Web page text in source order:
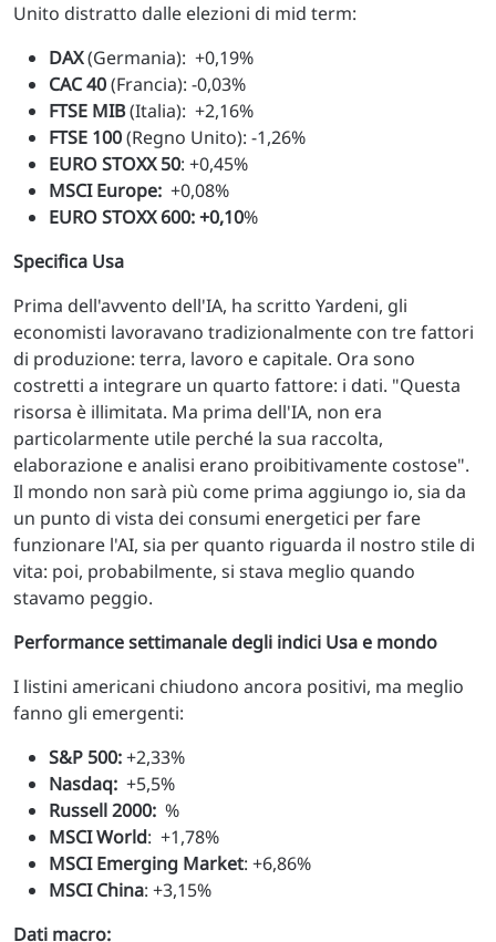
Unito distratto dalle elezioni di mid term:
DAX(Germania): +0,19%
CAC 40(Francia): -0,03%
FTSE MIB(Italia): +2,16%
FTSE 100(Regno Unito): -1,26%
EURO STOXX 50: +0,45%
MSCI Europe: +0,08%
EURO STOXX 600: +0,10%
Specifica Usa
Prima dell'avvento dell'IA, ha scritto Yardeni, gli
economisti lavoravano tradizionalmente con tre fattori
di produzione: terra, lavoro e capitale. Ora sono
costretti a integrare un quarto fattore: i dati. "Questa
risorsa è illimitata. Ma prima dell'IA, non era
particolarmente utile perché la sua raccolta,
elaborazione e analisi erano proibitivamente costose".
Il mondo non sarà più come prima aggiungo io, sia da
un punto di vista dei consumi energetici per fare
funzionare l'AI, sia per quanto riguarda il nostro stile di
vita: poi, probabilmente, si stava meglio quando
stavamo peggio.
Performance settimanale degli indici Usa e mondo
I listini americani chiudono ancora positivi, ma meglio
fanno gli emergenti:
S&P 500:+2,33%
Nasdaq: +5,5%
Russell 2000: %
MSCI World: +1,78%
MSCI Emerging Market: +6,86%
MSCI China: +3,15%
Dati macro: